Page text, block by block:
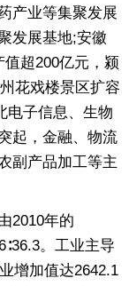
产业等集聚发展
发展基地;安徽
超200亿元，颍
花戏楼景区扩容
电子信息、生物
起，金融、物流
副产品加工等主
2010年的
。工业主导
增加值达2642.1